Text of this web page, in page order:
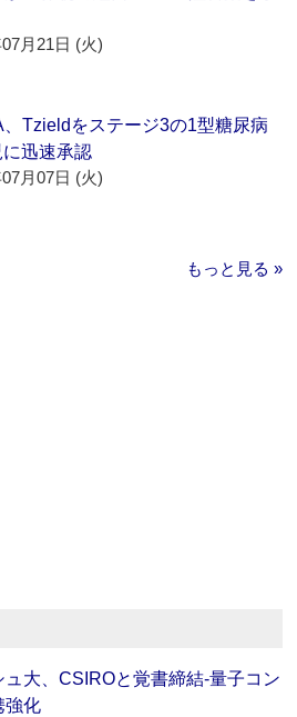
月21日 (火)
、Tzieldをステージ3の1型糖尿病
迅速承認
月07日 (火)
もっと見る »
ュ大、CSIROと覚書締結‐量子コン
強化